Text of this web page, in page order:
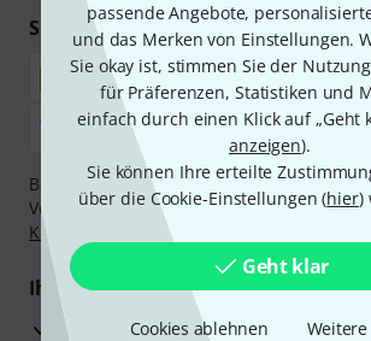
passende Angebote,
und das Merken von Einstellungen.
Sie okay ist, stimmen Sie der
für Präferenzen, Statistiken und
einfach durch einen Klick auf „Geht
anzeigen).
Sie können Ihre erteilte
über die Cookie-Einstellungen (hier)
Geht klar
Cookies ablehnen Weitere
Sicher einkaufen & bezahlen
Bezahlen Sie vertraulich und sicher per
Vorkasse, PayPal, Amazon Pay,Klarna
Klarna Ratenzahlung
Ihre Vorteile
3 Jahre Thomann Garantie